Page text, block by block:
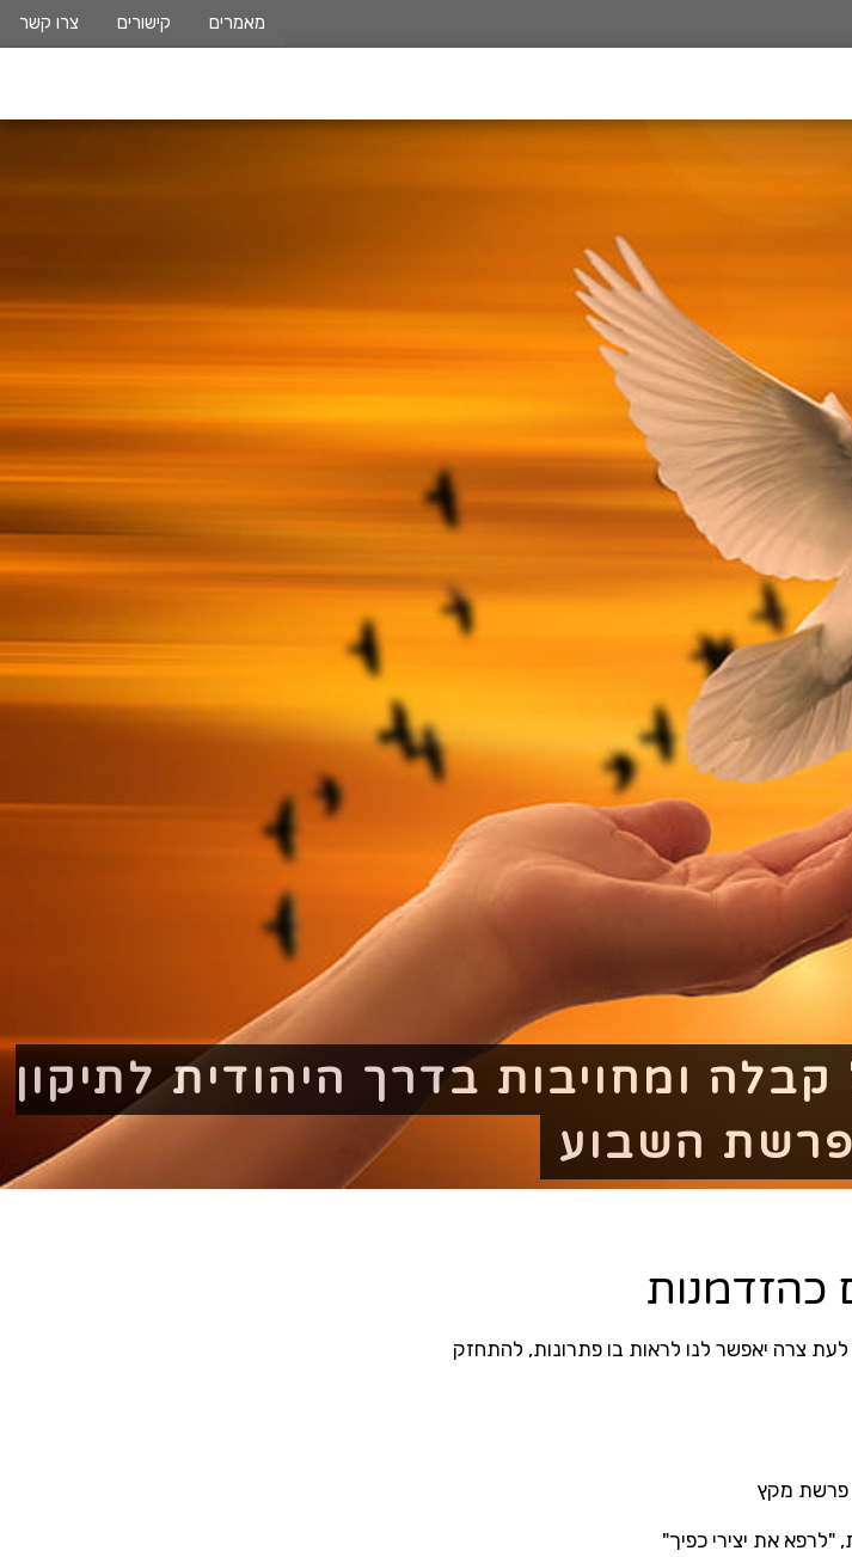
מאמרים קישורים צרו קשר
קבלה ומחויבות בדרך היהודית לתיקון
השבוע
צרה יאפשר לנו לראות בו פתרונות, להתחזק
פרשת מקץ
את יצירי כפיך"